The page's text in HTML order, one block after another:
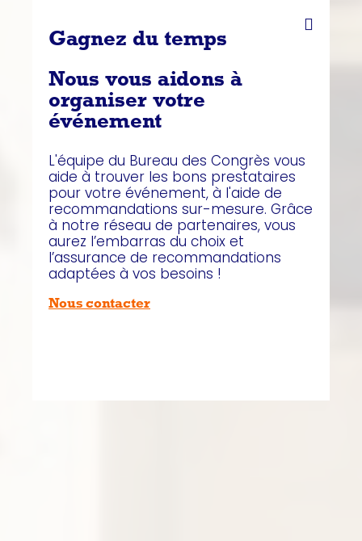
Gagnez du temps
Nous vous aidons à
organiser votre
événement
L'équipe du Bureau des Congrès vous
aide à trouver les bons prestataires
pour votre événement, à l'aide de
recommandations sur-mesure. Grâce
à notre réseau de partenaires, vous
aurez l’embarras du choix et
l’assurance de recommandations
adaptées à vos besoins !
Nous contacter